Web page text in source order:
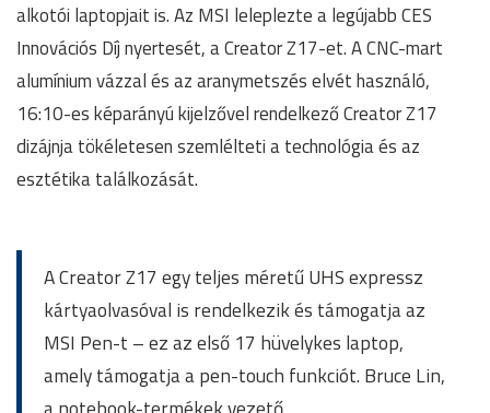
alkotói laptopjait is. Az MSI leleplezte a legújabb CES
Innovációs Díj nyertesét, a Creator Z17-et. A CNC-mart
alumínium vázzal és az aranymetszés elvét használó,
16:10-es képarányú kijelzővel rendelkező Creator Z17
dizájnja tökéletesen szemlélteti a technológia és az
esztétika találkozását.
A Creator Z17 egy teljes méretű UHS expressz
kártyaolvasóval is rendelkezik és támogatja az
MSI Pen-t – ez az első 17 hüvelykes laptop,
amely támogatja a pen-touch funkciót. Bruce Lin,